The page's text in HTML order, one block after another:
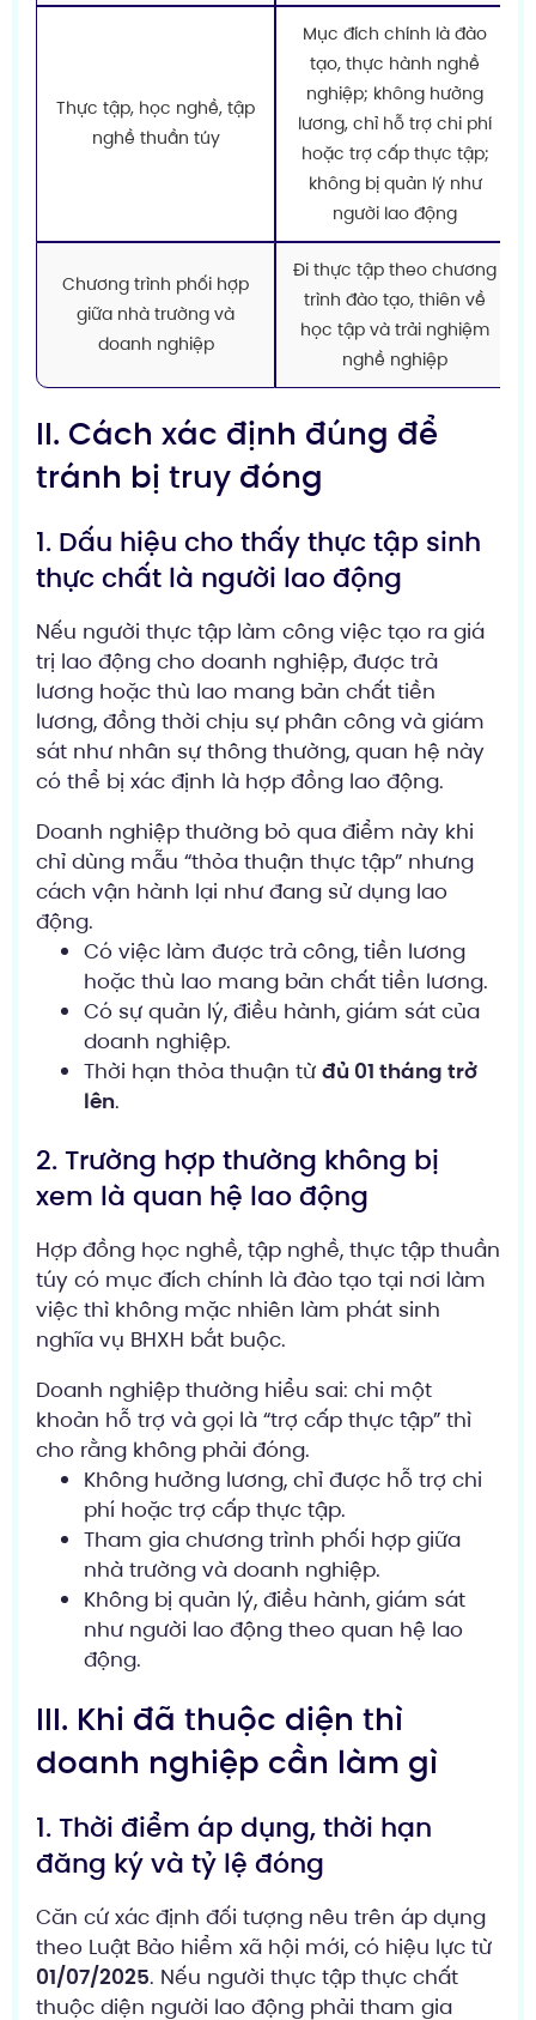
Thực tập, học nghề, tập
nghề thuần túy
Mục đích chính là đào
tạo, thực hành nghề
nghiệp; không hưởng
lương, chỉ hỗ trợ chi phí
hoặc trợ cấp thực tập;
không bị quản lý như
người lao động
Chương trình phối hợp
giữa nhà trường và
doanh nghiệp
Đi thực tập theo chương
trình đào tạo, thiên về
học tập và trải nghiệm
nghề nghiệp
II. Cách xác định đúng để
tránh bị truy đóng
1. Dấu hiệu cho thấy thực tập sinh
thực chất là người lao động
Nếu người thực tập làm công việc tạo ra giá
trị lao động cho doanh nghiệp, được trả
lương hoặc thù lao mang bản chất tiền
lương, đồng thời chịu sự phân công và giám
sát như nhân sự thông thường, quan hệ này
có thể bị xác định là hợp đồng lao động.
Doanh nghiệp thường bỏ qua điểm này khi
chỉ dùng mẫu “thỏa thuận thực tập” nhưng
cách vận hành lại như đang sử dụng lao
động.
Có việc làm được trả công, tiền lương
hoặc thù lao mang bản chất tiền lương.
Có sự quản lý, điều hành, giám sát của
doanh nghiệp.
Thời hạn thỏa thuận từ đủ 01 tháng trở
lên.
2. Trường hợp thường không bị
xem là quan hệ lao động
Hợp đồng học nghề, tập nghề, thực tập thuần
túy có mục đích chính là đào tạo tại nơi làm
việc thì không mặc nhiên làm phát sinh
nghĩa vụ BHXH bắt buộc.
Doanh nghiệp thường hiểu sai: chi một
khoản hỗ trợ và gọi là “trợ cấp thực tập” thì
cho rằng không phải đóng.
Không hưởng lương, chỉ được hỗ trợ chi
phí hoặc trợ cấp thực tập.
Tham gia chương trình phối hợp giữa
nhà trường và doanh nghiệp.
Không bị quản lý, điều hành, giám sát
như người lao động theo quan hệ lao
động.
III. Khi đã thuộc diện thì
doanh nghiệp cần làm gì
1. Thời điểm áp dụng, thời hạn
đăng ký và tỷ lệ đóng
Căn cứ xác định đối tượng nêu trên áp dụng
theo Luật Bảo hiểm xã hội mới, có hiệu lực từ
01/07/2025. Nếu người thực tập thực chất
thuộc diện người lao động phải tham gia